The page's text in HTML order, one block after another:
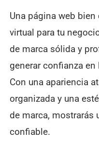
Una página web
virtual para tu
de marca sólida y
generar confianza
Con una apariencia
organizada y una
de marca, mostrarás
confiable.